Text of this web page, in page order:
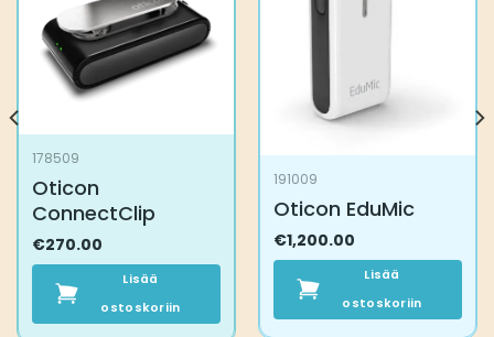
tehdä
valinnat
tuotteen
sivulla.
sivulla.
178509
Oticon
ConnectClip
€270.00
Lisää
ostoskoriin
191009
Oticon EduMic
€1,200.00
Lisää
ostoskoriin